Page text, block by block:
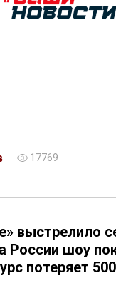
17769
выстрелило
России шоу
потеряет